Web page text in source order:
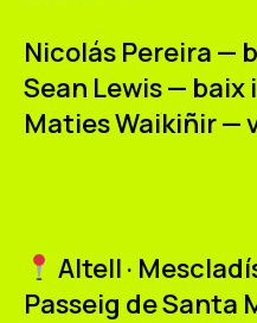
Nicolás Pereira —
Sean Lewis — baix
Maties Waikiñir —
Altell ·
Passeig de Santa